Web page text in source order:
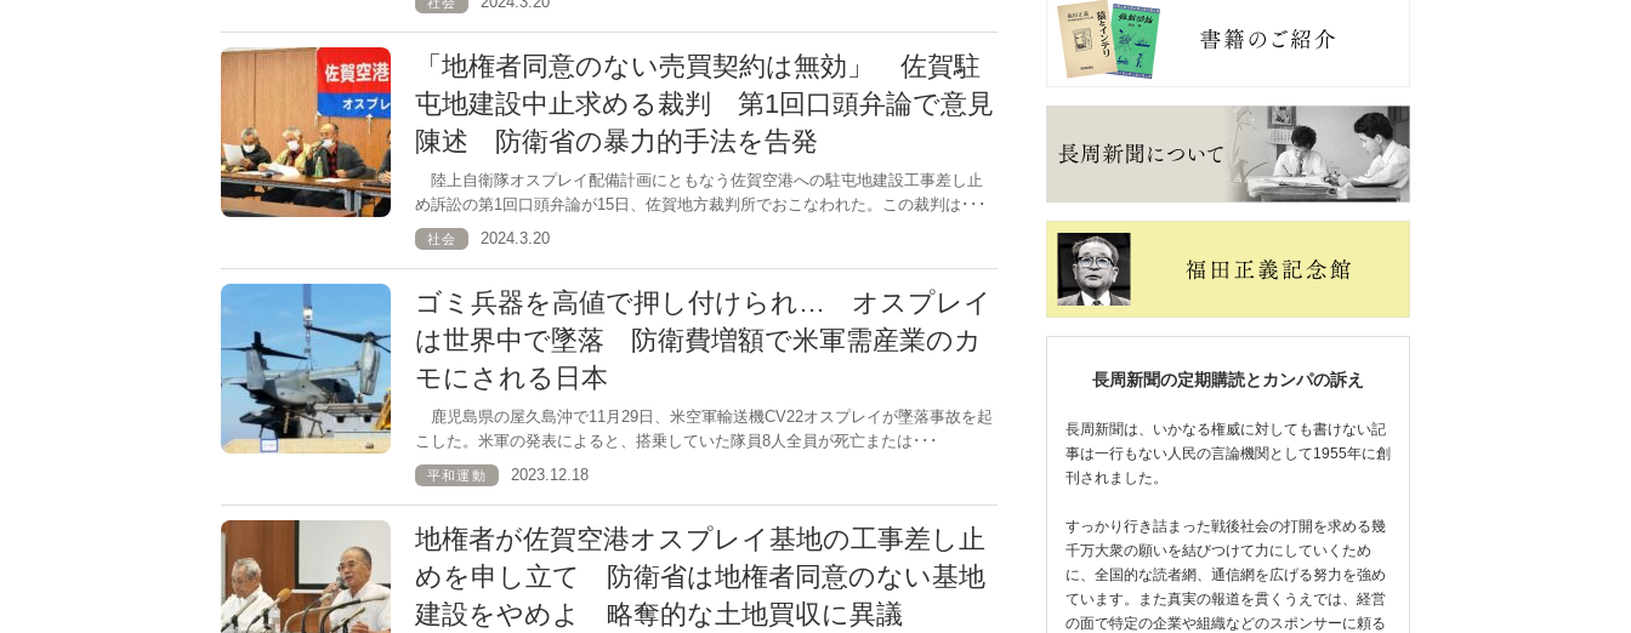
「地権者同意のない売買契約は無効」 佐賀駐
屯地建設中止求める裁判 第1回口頭弁論で意見
陳述 防衛省の暴力的手法を告発
陸上自衛隊オスプレイ配備計画にともなう佐賀空港への駐屯地建設工事差し止
め訴訟の第1回口頭弁論が15日、佐賀地方裁判所でおこなわれた。この裁判は･･･
社会 2024.3.20
ゴミ兵器を高値で押し付けられ… オスプレイ
は世界中で墜落 防衛費増額で米軍需産業のカ
モにされる日本
鹿児島県の屋久島沖で11月29日、米空軍輸送機CV22オスプレイが墜落事故を起
こした。米軍の発表によると、搭乗していた隊員8人全員が死亡または･･･
平和運動 2023.12.18
地権者が佐賀空港オスプレイ基地の工事差し止
めを申し立て 防衛省は地権者同意のない基地
建設をやめよ 略奪的な土地買収に異議
長周新聞の定期購読とカンパの訴え
長周新聞は、いかなる権威に対しても書けない記
事は一行もない人民の言論機関として1955年に創
刊されました。
すっかり行き詰まった戦後社会の打開を求める幾
千万大衆の願いを結びつけて力にしていくため
に、全国的な読者網、通信網を広げる努力を強め
ています。また真実の報道を貫くうえでは、経営
の面で特定の企業や組織などのスポンサーに頼る